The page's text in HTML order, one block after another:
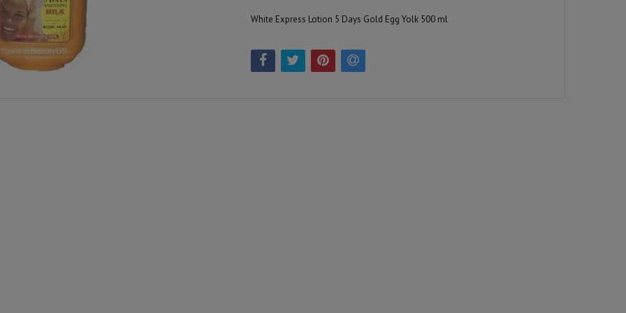
White Express Lotion 5 Days Gold Egg Yolk 500 ml